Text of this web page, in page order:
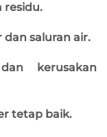
residu.
dan saluran air.
kerusakan
tetap baik.